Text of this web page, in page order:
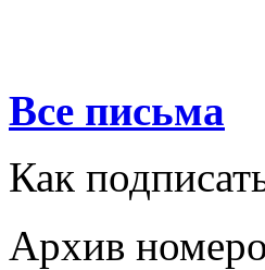
Все письма
Как
Архив